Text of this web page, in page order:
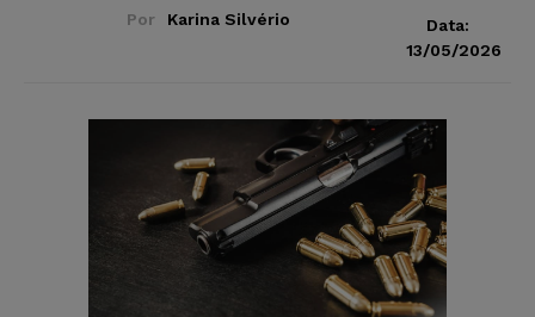
Por Karina Silvério
Data:
13/05/2026